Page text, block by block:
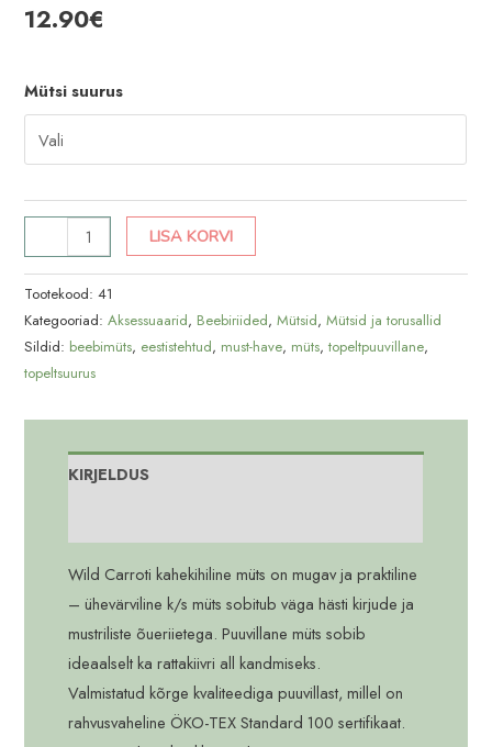
12.90€
Mütsi suurus
k/s
müts
kogus
LISA KORVI
Tootekood:41
Kategooriad:Aksessuaarid, Beebiriided,Mütsid,Mütsid ja torusallid
Sildid: beebimüts, eestistehtud, must-have, müts,topeltpuuvillane,
topeltsuurus
KIRJELDUS
Wild Carroti kahekihiline müts on mugav ja praktiline
– ühevärviline k/s müts sobitub väga hästi kirjude ja
mustriliste õueriietega. Puuvillane müts sobib
ideaalselt ka rattakiivri all kandmiseks.
Valmistatud kõrge kvaliteediga puuvillast, millel on
rahvusvaheline ÖKO-TEX Standard 100 sertifikaat.